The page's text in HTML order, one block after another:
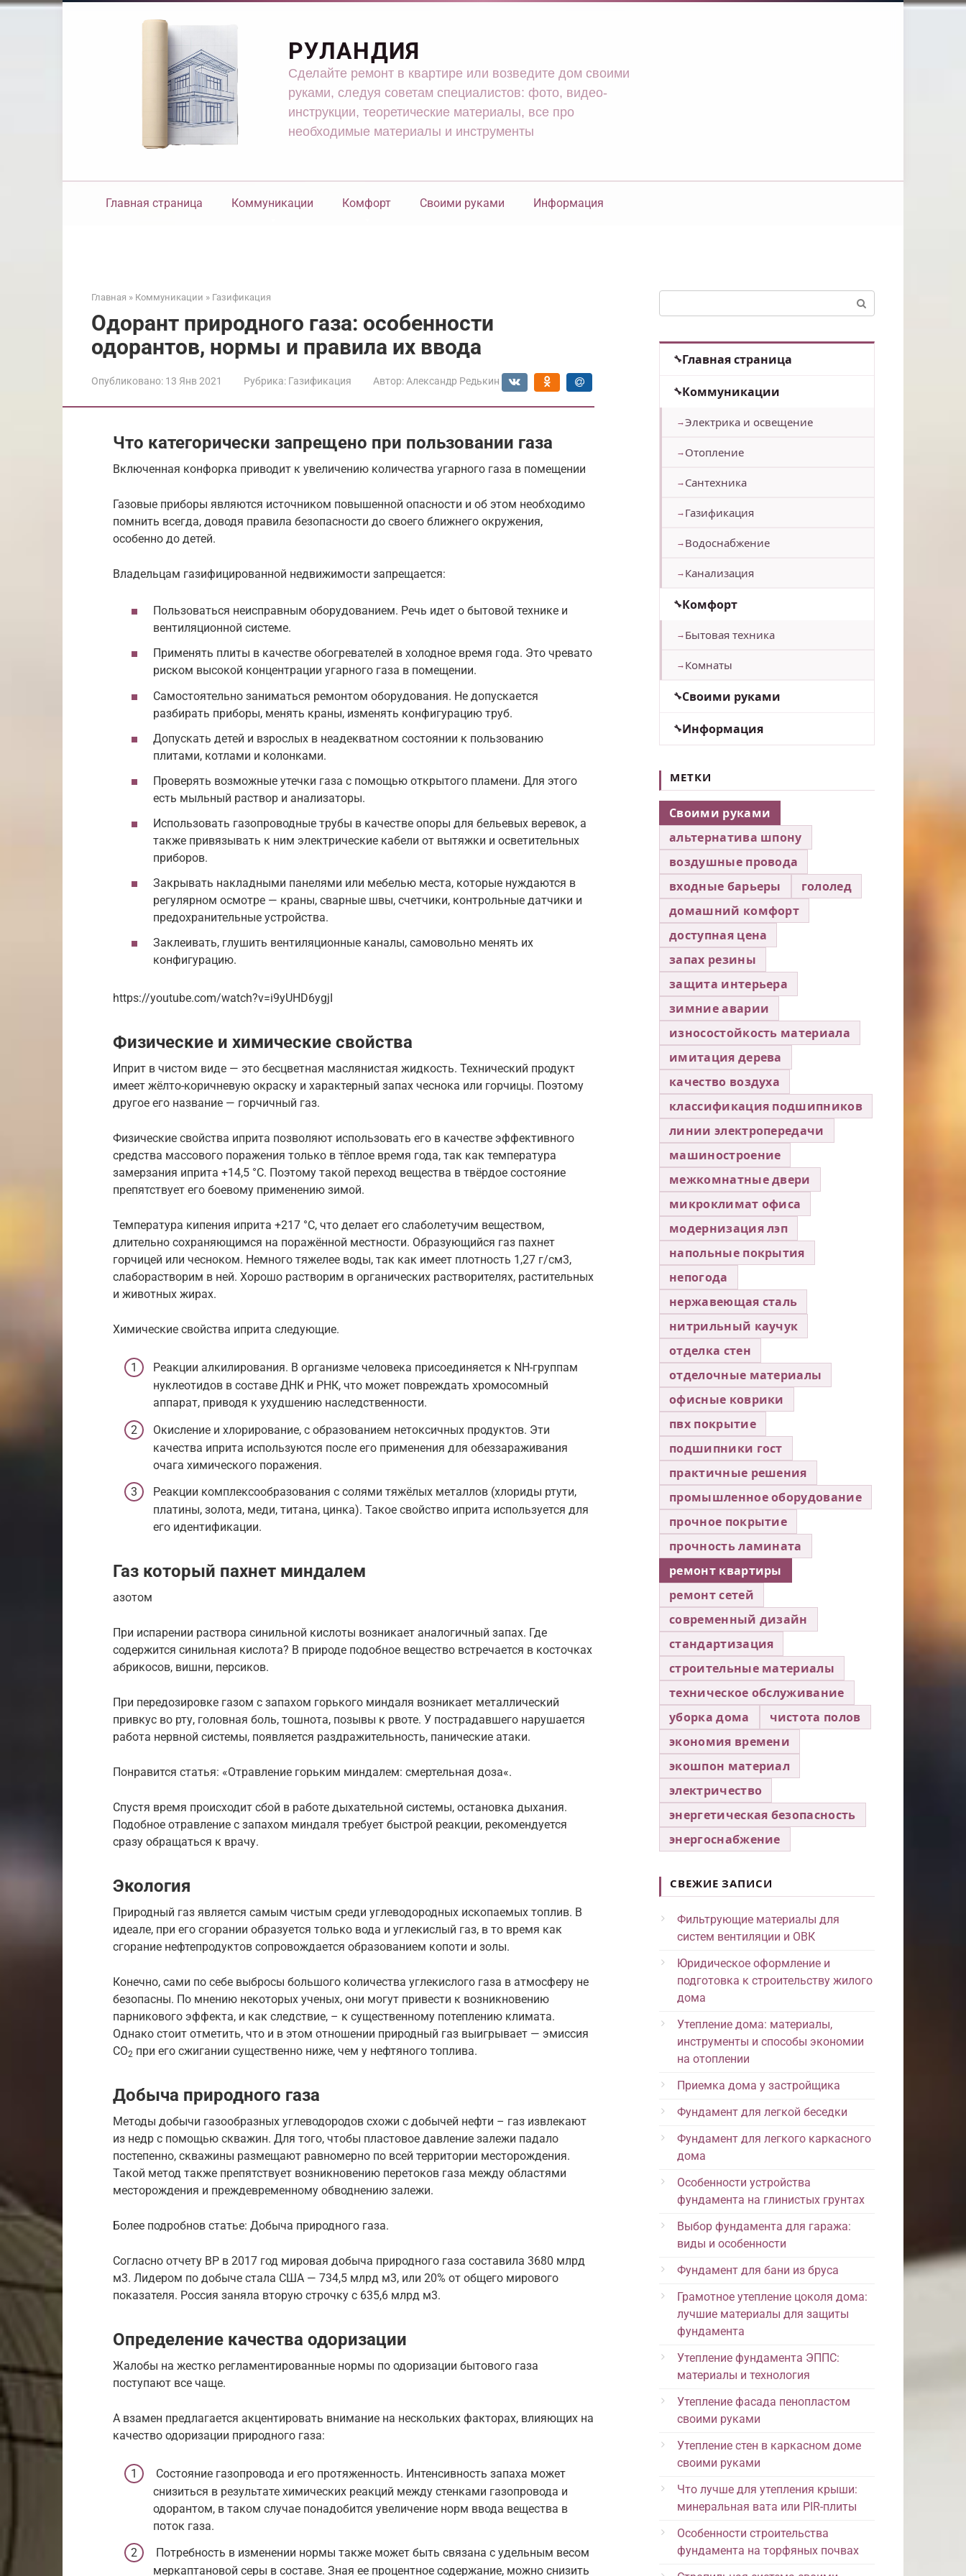
Перейти
РУЛАНДИЯ
Сделайте ремонт в квартире или возведите дом своими
руками, следуя советам специалистов: фото, видео-
инструкции, теоретические материалы, все про
необходимые материалы и инструменты
Главная страница Коммуникации Комфорт Своими руками Информация
Главная » Коммуникации » Газификация
Одорант природного газа: особенности
одорантов, нормы и правила их ввода
Опубликовано: 13 Янв 2021 Рубрика: Газификация Автор: Александр Редькин
Что категорически запрещено при пользовании газа
Включенная конфорка приводит к увеличению количества угарного газа в помещении
Газовые приборы являются источником повышенной опасности и об этом необходимо
помнить всегда, доводя правила безопасности до своего ближнего окружения,
особенно до детей.
Владельцам газифицированной недвижимости запрещается:
Пользоваться неисправным оборудованием. Речь идет о бытовой технике и
вентиляционной системе.
Применять плиты в качестве обогревателей в холодное время года. Это чревато
риском высокой концентрации угарного газа в помещении.
Самостоятельно заниматься ремонтом оборудования. Не допускается
разбирать приборы, менять краны, изменять конфигурацию труб.
Допускать детей и взрослых в неадекватном состоянии к пользованию
плитами, котлами и колонками.
Проверять возможные утечки газа с помощью открытого пламени. Для этого
есть мыльный раствор и анализаторы.
Использовать газопроводные трубы в качестве опоры для бельевых веревок, а
также привязывать к ним электрические кабели от вытяжки и осветительных
приборов.
Закрывать накладными панелями или мебелью места, которые нуждаются в
регулярном осмотре — краны, сварные швы, счетчики, контрольные датчики и
предохранительные устройства.
Заклеивать, глушить вентиляционные каналы, самовольно менять их
конфигурацию.
https://youtube.com/watch?v=i9yUHD6ygjI
Физические и химические свойства
Иприт в чистом виде — это бесцветная маслянистая жидкость. Технический продукт
имеет жёлто-коричневую окраску и характерный запах чеснока или горчицы. Поэтому
другое его название — горчичный газ.
Физические свойства иприта позволяют использовать его в качестве эффективного
средства массового поражения только в тёплое время года, так как температура
замерзания иприта +14,5 °C. Поэтому такой переход вещества в твёрдое состояние
препятствует его боевому применению зимой.
Температура кипения иприта +217 °C, что делает его слаболетучим веществом,
длительно сохраняющимся на поражённой местности. Образующийся газ пахнет
горчицей или чесноком. Немного тяжелее воды, так как имеет плотность 1,27 г/см3,
слаборастворим в ней. Хорошо растворим в органических растворителях, растительных
и животных жирах.
Химические свойства иприта следующие.
Реакции алкилирования. В организме человека присоединяется к NH-группам
нуклеотидов в составе ДНК и РНК, что может повреждать хромосомный
аппарат, приводя к ухудшению наследственности.
Окисление и хлорирование, с образованием нетоксичных продуктов. Эти
качества иприта используются после его применения для обеззараживания
очага химического поражения.
Реакции комплексообразования с солями тяжёлых металлов (хлориды ртути,
платины, золота, меди, титана, цинка). Такое свойство иприта используется для
его идентификации.
Газ который пахнет миндалем
азотом
При испарении раствора синильной кислоты возникает аналогичный запах. Где
содержится синильная кислота? В природе подобное вещество встречается в косточках
абрикосов, вишни, персиков.
При передозировке газом с запахом горького миндаля возникает металлический
привкус во рту, головная боль, тошнота, позывы к рвоте. У пострадавшего нарушается
работа нервной системы, появляется раздражительность, панические атаки.
Понравится статья: «Отравление горьким миндалем: смертельная доза«.
Спустя время происходит сбой в работе дыхательной системы, остановка дыхания.
Подобное отравление с запахом миндаля требует быстрой реакции, рекомендуется
сразу обращаться к врачу.
Экология
Природный газ является самым чистым среди углеводородных ископаемых топлив. В
идеале, при его сгорании образуется только вода и углекислый газ, в то время как
сгорание нефтепродуктов сопровождается образованием копоти и золы.
Конечно, сами по себе выбросы большого количества углекислого газа в атмосферу не
безопасны. По мнению некоторых ученых, они могут привести к возникновению
парникового эффекта, и как следствие, – к существенному потеплению климата.
Однако стоит отметить, что и в этом отношении природный газ выигрывает — эмиссия
CO2 при его сжигании существенно ниже, чем у нефтяного топлива.
Добыча природного газа
Методы добычи газообразных углеводородов схожи с добычей нефти – газ извлекают
из недр с помощью скважин. Для того, чтобы пластовое давление залежи падало
постепенно, скважины размещают равномерно по всей территории месторождения.
Такой метод также препятствует возникновению перетоков газа между областями
месторождения и преждевременному обводнению залежи.
Более подробнов статье: Добыча природного газа.
Согласно отчету BP в 2017 год мировая добыча природного газа составила 3680 млрд
м3. Лидером по добыче стала США — 734,5 млрд м3, или 20% от общего мирового
показателя. Россия заняла вторую строчку с 635,6 млрд м3.
Определение качества одоризации
Жалобы на жестко регламентированные нормы по одоризации бытового газа
поступают все чаще.
А взамен предлагается акцентировать внимание на нескольких факторах, влияющих на
качество одоризации природного газа:
Состояние газопровода и его протяженность. Интенсивность запаха может
снизиться в результате химических реакций между стенками газопровода и
одорантом, в таком случае понадобится увеличение норм ввода вещества в
поток газа.
Потребность в изменении нормы также может быть связана с удельным весом
меркаптановой серы в составе. Зная ее процентное содержание, можно снизить
Главная страница
Коммуникации
Электрика и освещение
Отопление
Сантехника
Газификация
Водоснабжение
Канализация
Комфорт
Бытовая техника
Комнаты
Своими руками
Информация
МЕТКИ
Своими руками
альтернатива шпону
воздушные провода
входные барьеры
гололед
домашний комфорт
доступная цена
запах резины
защита интерьера
зимние аварии
износостойкость материала
имитация дерева
качество воздуха
классификация подшипников
линии электропередачи
машиностроение
межкомнатные двери
микроклимат офиса
модернизация лэп
напольные покрытия
непогода
нержавеющая сталь
нитрильный каучук
отделка стен
отделочные материалы
офисные коврики
пвх покрытие
подшипники гост
практичные решения
промышленное оборудование
прочное покрытие
прочность ламината
ремонт квартиры
ремонт сетей
современный дизайн
стандартизация
строительные материалы
техническое обслуживание
уборка дома
чистота полов
экономия времени
экошпон материал
электричество
энергетическая безопасность
энергоснабжение
СВЕЖИЕ ЗАПИСИ
Фильтрующие материалы для
систем вентиляции и ОВК
Юридическое оформление и
подготовка к строительству жилого
дома
Утепление дома: материалы,
инструменты и способы экономии
на отоплении
Приемка дома у застройщика
Фундамент для легкой беседки
Фундамент для легкого каркасного
дома
Особенности устройства
фундамента на глинистых грунтах
Выбор фундамента для гаража:
виды и особенности
Фундамент для бани из бруса
Грамотное утепление цоколя дома:
лучшие материалы для защиты
фундамента
Утепление фундамента ЭППС:
материалы и технология
Утепление фасада пенопластом
своими руками
Утепление стен в каркасном доме
своими руками
Что лучше для утепления крыши:
минеральная вата или PIR-плиты
Особенности строительства
фундамента на торфяных почвах